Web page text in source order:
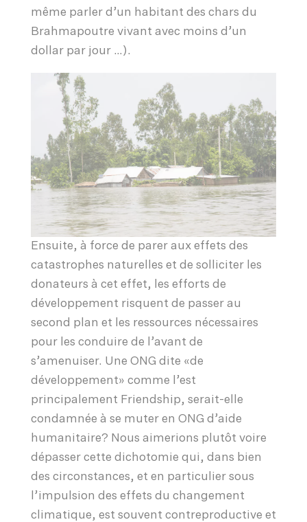
même parler d’un habitant des chars du
Brahmapoutre vivant avec moins d’un
dollar par jour …).
Ensuite, à force de parer aux effets des
catastrophes naturelles et de solliciter les
donateurs à cet effet, les efforts de
développement risquent de passer au
second plan et les ressources nécessaires
pour les conduire de l’avant de
s’amenuiser. Une ONG dite «de
développement» comme l’est
principalement Friendship, serait-elle
condamnée à se muter en ONG d’aide
humanitaire? Nous aimerions plutôt voire
dépasser cette dichotomie qui, dans bien
des circonstances, et en particulier sous
l’impulsion des effets du changement
climatique, est souvent contreproductive et